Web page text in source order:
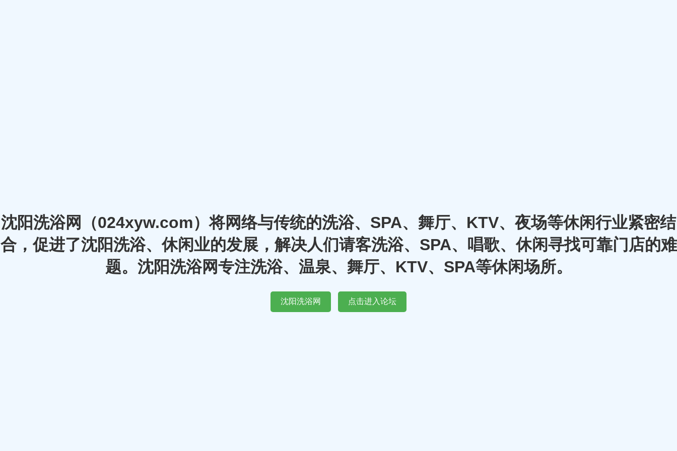
沈阳洗浴网（024xyw.com）将网络与传统的洗浴、SPA、舞厅、KTV、夜场等休闲行业紧密结
合，促进了沈阳洗浴、休闲业的发展，解决人们请客洗浴、SPA、唱歌、休闲寻找可靠门店的难
题。沈阳洗浴网专注洗浴、温泉、舞厅、KTV、SPA等休闲场所。
沈阳洗浴网 点击进入论坛